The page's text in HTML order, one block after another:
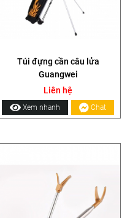
Túi đựng cần câu lửa
Guangwei
Liên hệ
Xem nhanh Chat